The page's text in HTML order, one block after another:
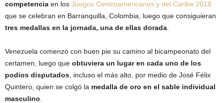
competencia en los Juegos Centroamericanos y del Caribe 2018
que se celebran en Barranquilla, Colombia, luego que consiguieran
tres medallas en la jornada, una de ellas dorada
Venezuela comenzó con buen pie su camino al bicampeonato del
certamen, luego que obtuviera un lugar en cada uno de los
podios disputados , incluso el más alto, por medio de José Félix
Quintero, quien se colgó la medalla de oro en el sable individual
masculino